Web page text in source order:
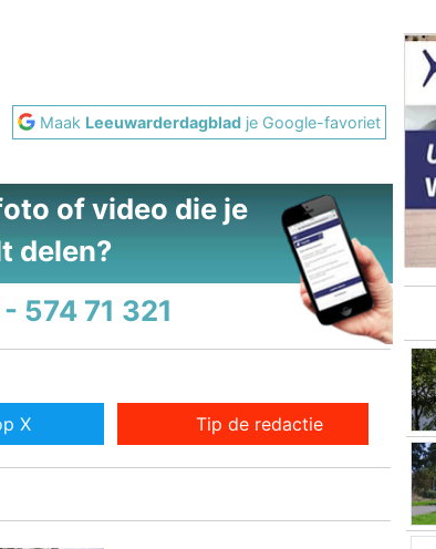
Maak Leeuwarderdagblad je Google-favoriet
of video die je
delen?
574 71 321
X Tip de redactie